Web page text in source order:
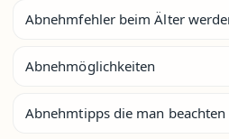
Abnehmfehler beim Älter
Abnehmöglichkeiten
Abnehmtipps die man